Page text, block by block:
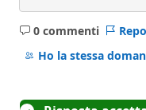
0 commenti
Nessun
commento
Ho la stessa